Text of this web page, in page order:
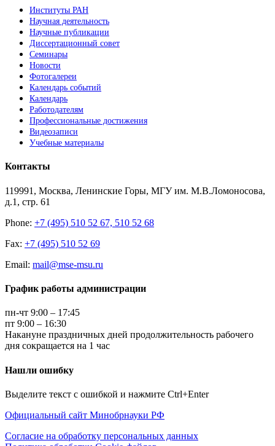
Институты РАН
Научная деятельность
Научные публикации
Диссертационный совет
Семинары
Новости
Фотогалереи
Календарь событий
Календарь
Работодателям
Профессиональные достижения
Видеозаписи
Учебные материалы
Контакты
119991, Москва, Ленинские Горы, МГУ им. М.В.Ломоносова,
д.1, стр. 61
Phone: +7 (495) 510 52 67, 510 52 68
Fax: +7 (495) 510 52 69
Email: mail@mse-msu.ru
График работы администрации
пн-чт 9:00 – 17:45
пт 9:00 – 16:30
Накануне праздничных дней продолжительность рабочего
дня сокращается на 1 час
Нашли ошибку
Выделите текст с ошибкой и нажмите Ctrl+Enter
Официальный сайт Минобрнауки РФ
Согласие на обработку персональных данных